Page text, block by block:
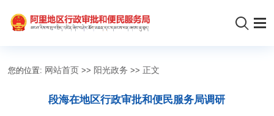
您的位置: 网站首页 >> 阳光政务 >> 正文
段海在地区行政审批和便民服务局调研